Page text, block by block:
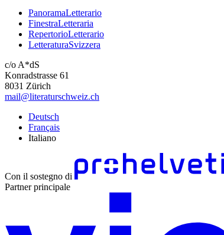
PanoramaLetterario
FinestraLetteraria
RepertorioLetterario
LetteraturaSvizzera
c/o A*dS
Konradstrasse 61
8031 Zürich
mail@literaturschweiz.ch
Deutsch
Français
Italiano
Con il sostegno di
Partner principale